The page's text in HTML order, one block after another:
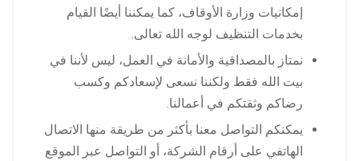
إمكانيات وزارة الأوقاف، كما يمكننا أيضًا القيام
بخدمات التنظيف لوجه الله تعالى.
نمتاز بالمصداقية والأمانة في العمل، ليس لأننا في
بيت الله فقط ولكننا نسعى لإسعادكم وكسب
رضاكم وثقتكم في أعمالنا.
يمكنكم التواصل معنا بأكثر من طريقة منها الاتصال
الهاتفي على أرقام الشركة، أو التواصل عبر الموقع